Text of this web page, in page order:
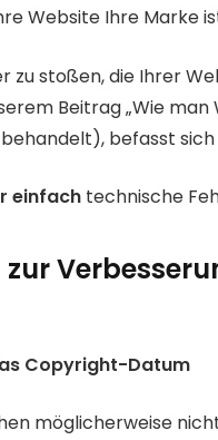
Website Ihre Marke
zu stoßen, die Ihrer
Beitrag „Wie
befasst
einfach technische
Copyright-Datum
möglicherweise